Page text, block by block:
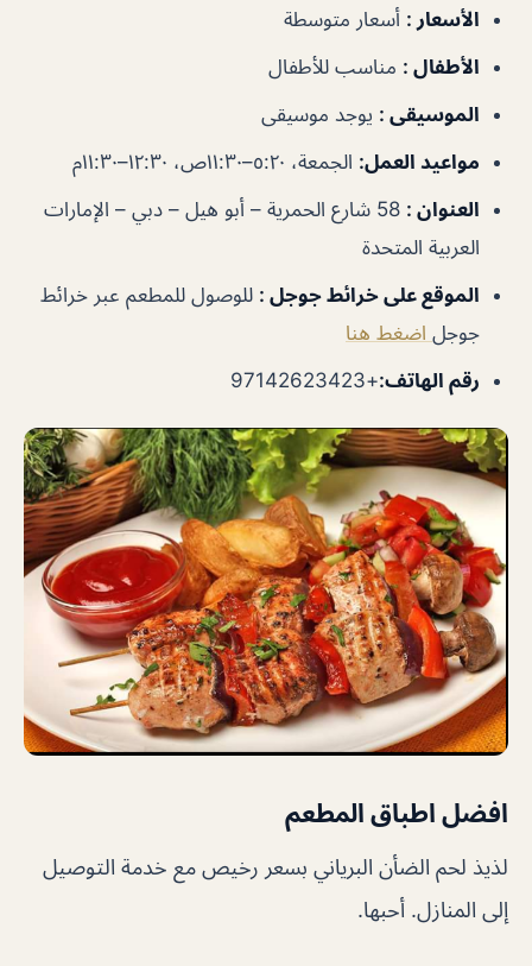
الأسعار : أسعار متوسطة
الأطفال : مناسب للأطفال
الموسيقى : يوجد موسيقى
مواعيد العمل: الجمعة، ٥:٢٠–١١:٣٠ص، ١٢:٣٠–١١:٣٠م
العنوان :
58 شارع الحمرية – أبو هيل – دبي – الإمارات
العربية المتحدة
الموقع على خرائط جوجل : للوصول للمطعم عبر خرائط
جوجل اضغط هنا
رقم الهاتف:
+97142623423
افضل اطباق المطعم
لذيذ لحم الضأن البرياني بسعر رخيص مع خدمة التوصيل
إلى المنازل. أحبها.